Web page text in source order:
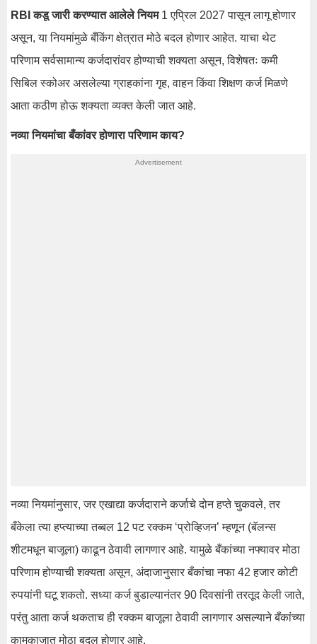
RBI कडू जारी करण्यात आलेले नियम 1 एप्रिल 2027 पासून लागू होणार
असून, या नियमांमुळे बँकिंग क्षेत्रात मोठे बदल होणार आहेत. याचा थेट
परिणाम सर्वसामान्य कर्जदारांवर होण्याची शक्यता असून, विशेषतः कमी
सिबिल स्कोअर असलेल्या ग्राहकांना गृह, वाहन किंवा शिक्षण कर्ज मिळणे
आता कठीण होऊ शक्यता व्यक्त केली जात आहे.
नव्या नियमांचा बँकांवर होणारा परिणाम काय?
नव्या नियमांनुसार, जर एखाद्या कर्जदाराने कर्जाचे दोन हप्ते चुकवले, तर
बँकेला त्या हप्त्याच्या तब्बल 12 पट रक्कम ‘प्रोव्हिजन’ म्हणून (बॅलन्स
शीटमधून बाजूला) काढून ठेवावी लागणार आहे. यामुळे बँकांच्या नफ्यावर मोठा
परिणाम होण्याची शक्यता असून, अंदाजानुसार बँकांचा नफा 42 हजार कोटी
रुपयांनी घटू शकतो. सध्या कर्ज बुडाल्यानंतर 90 दिवसांनी तरतूद केली जाते,
परंतु आता कर्ज थकताच ही रक्कम बाजूला ठेवावी लागणार असल्याने बँकांच्या
कामकाजात मोठा बदल होणार आहे.